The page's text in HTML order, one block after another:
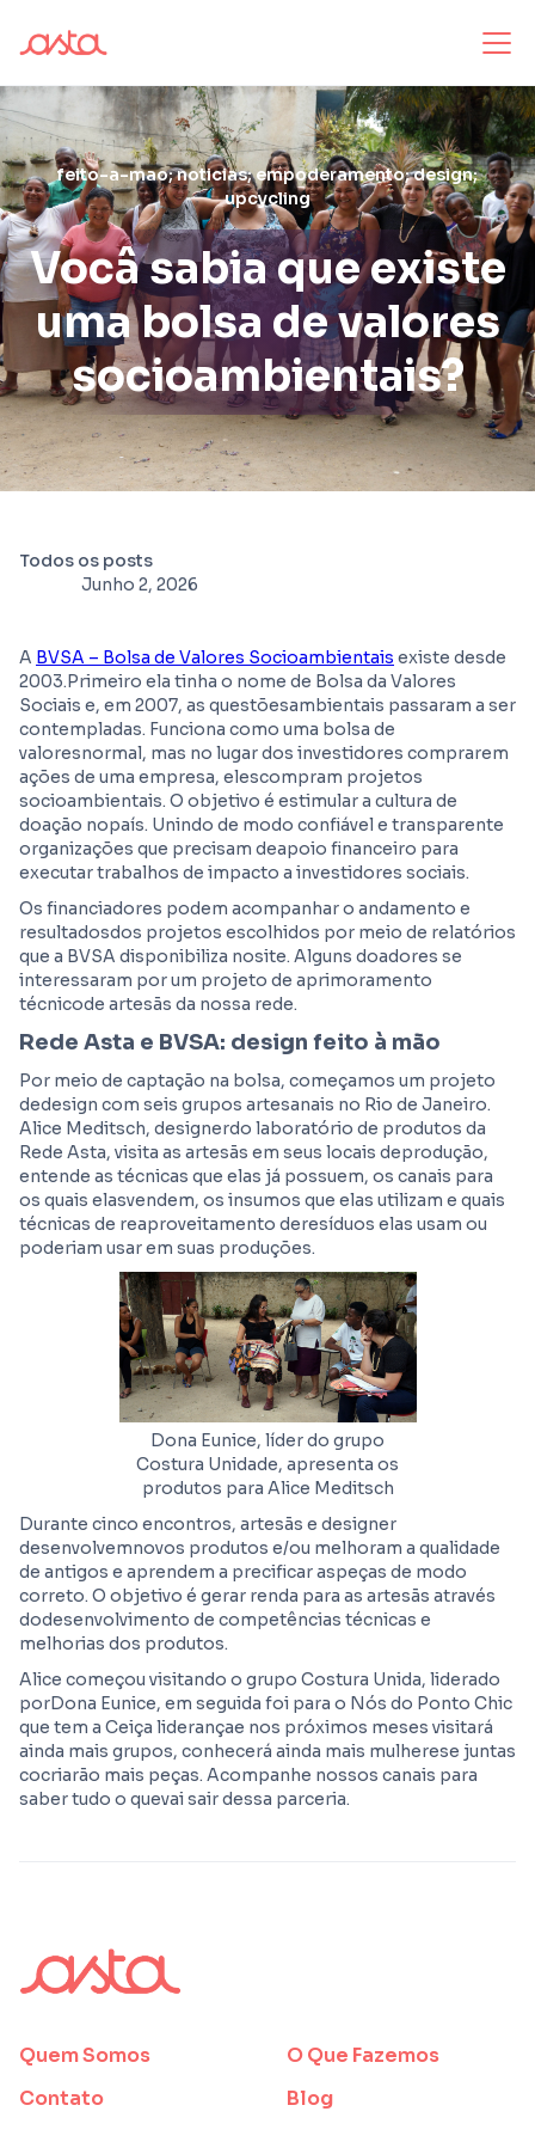
feito-a-mao; noticias; empoderamento; design;
upcycling
Vocâ sabia que existe
uma bolsa de valores
socioambientais?
Todos os posts
Junho 2, 2026
A BVSA – Bolsa de Valores Socioambientais existe desde
2003.Primeiro ela tinha o nome de Bolsa da Valores
Sociais e, em 2007, as questõesambientais passaram a ser
contempladas. Funciona como uma bolsa de
valoresnormal, mas no lugar dos investidores comprarem
ações de uma empresa, elescompram projetos
socioambientais. O objetivo é estimular a cultura de
doação nopaís. Unindo de modo confiável e transparente
organizações que precisam deapoio financeiro para
executar trabalhos de impacto a investidores sociais.
Os financiadores podem acompanhar o andamento e
resultadosdos projetos escolhidos por meio de relatórios
que a BVSA disponibiliza nosite. Alguns doadores se
interessaram por um projeto de aprimoramento
técnicode artesãs da nossa rede.
Rede Asta e BVSA: design feito à mão
Por meio de captação na bolsa, começamos um projeto
dedesign com seis grupos artesanais no Rio de Janeiro.
Alice Meditsch, designerdo laboratório de produtos da
Rede Asta, visita as artesãs em seus locais deprodução,
entende as técnicas que elas já possuem, os canais para
os quais elasvendem, os insumos que elas utilizam e quais
técnicas de reaproveitamento deresíduos elas usam ou
poderiam usar em suas produções.
Dona Eunice, líder do grupo
Costura Unidade, apresenta os
produtos para Alice Meditsch
Durante cinco encontros, artesãs e designer
desenvolvemnovos produtos e/ou melhoram a qualidade
de antigos e aprendem a precificar aspeças de modo
correto. O objetivo é gerar renda para as artesãs através
dodesenvolvimento de competências técnicas e
melhorias dos produtos.
Alice começou visitando o grupo Costura Unida, liderado
porDona Eunice, em seguida foi para o Nós do Ponto Chic
que tem a Ceiça liderançae nos próximos meses visitará
ainda mais grupos, conhecerá ainda mais mulherese juntas
cocriarão mais peças. Acompanhe nossos canais para
saber tudo o quevai sair dessa parceria.
Quem Somos
O Que Fazemos
Contato
Blog